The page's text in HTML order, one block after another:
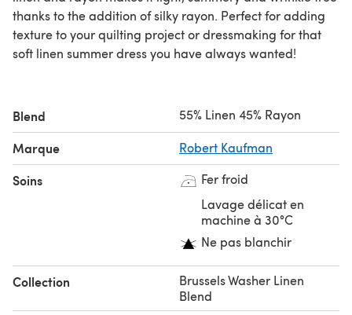
thanks to the addition of silky rayon. Perfect for adding
texture to your quilting project or dressmaking for that
soft linen summer dress you have always wanted!
Blend 55% Linen 45% Rayon
Marque Robert Kaufman
Soins
Fer froid
Lavage délicat en
machine à 30°C
Ne pas blanchir
Collection
Brussels Washer Linen
Blend